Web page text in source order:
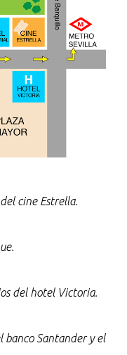
cine Estrella.
del hotel Victoria.
banco Santander y el